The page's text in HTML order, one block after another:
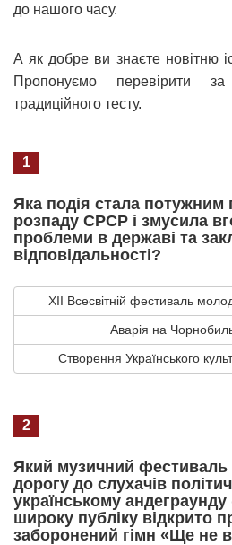
до нашого часу.
А як добре ви знаєте новітню
Пропонуємо перевірити
традиційного тесту.
1
Яка подія стала
розпаду СРСР і змусила
проблеми в державі та
відповідальності?
XII Всесвітній фестиваль
Аварія на
Створення Українського
2
Який музичний
дорогу до слухачів
українському
широку публіку відкрито
заборонений гімн «Ще не